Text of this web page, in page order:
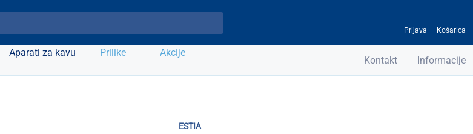
Prijava Košarica
Aparati za kavu Prilike Akcije
Kontakt Informacije
ESTIA